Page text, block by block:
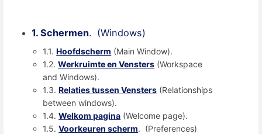
1. Schermen. (Windows)
1.1.Hoofdscherm (Main Window).
1.2.Werkruimte en Vensters (Workspace
and Windows).
1.3.Relaties tussen Vensters (Relationships
between windows).
1.4.Welkom pagina (Welcome page).
1.5.Voorkeuren scherm. (Preferences)